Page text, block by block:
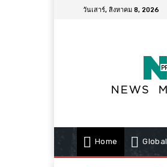
วันเสาร์, สิงหาคม 8, 2026
Home Global